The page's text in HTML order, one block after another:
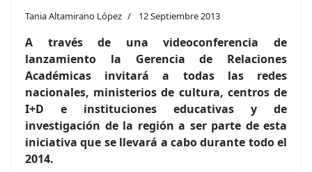
Tania Altamirano López 12 Septiembre 2013
A través de una videoconferencia de
lanzamiento la Gerencia de Relaciones
Académicas invitará a todas las redes
nacionales, ministerios de cultura, centros de
I+D e instituciones educativas y de
investigación de la región a ser parte de esta
iniciativa que se llevará a cabo durante todo el
2014.